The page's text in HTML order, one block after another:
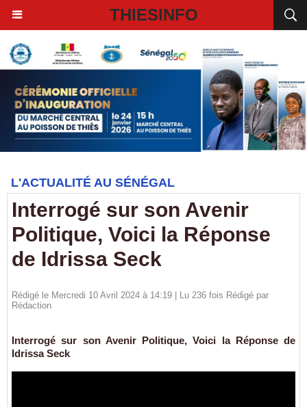
THIESINFO
L'ACTUALITÉ AU SÉNÉGAL
Interrogé sur son Avenir
Politique, Voici la Réponse
de Idrissa Seck
Rédigé le Mercredi 10 Avril 2024 à 14:19 | Lu 236 fois Rédigé par
Rédaction
Interrogé sur son Avenir Politique, Voici la Réponse de
Idrissa Seck